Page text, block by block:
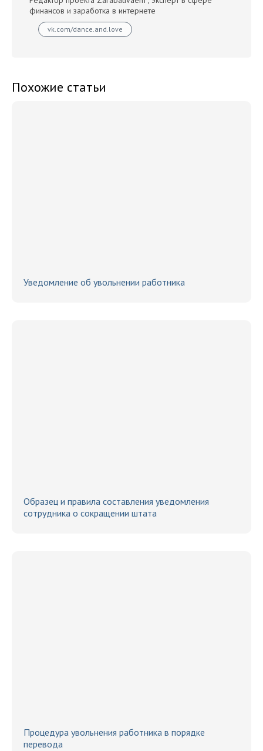
финансов и заработка в интернете
vk.com/dance.and.love
Похожие статьи
Уведомление об увольнении работника
Образец и правила составления уведомления
сотрудника о сокращении штата
Процедура увольнения работника в порядке
перевода